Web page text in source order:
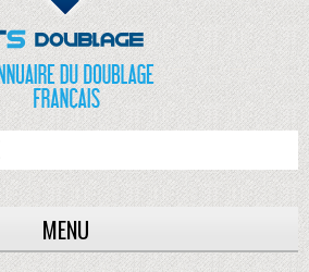
MENU